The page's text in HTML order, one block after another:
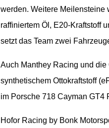
werden. Weitere Meilensteine
raffiniertem Öl, E20-Kraftstoff
setzt das Team zwei
Auch Manthey Racing und
synthetischem Ottokraftstoff
im Porsche 718 Cayman GT4
Hofor Racing by Bonk